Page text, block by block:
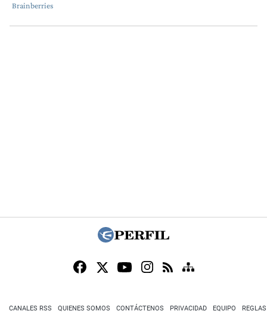
CANALES RSS QUIENES SOMOS CONTÁCTENOS PRIVACIDAD EQUIPO